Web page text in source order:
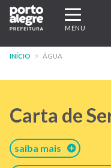
Pular
para
conteúdo
Expandir/
navegação
MENU
INÍCIO ÁGUA
Carta de
saiba mais